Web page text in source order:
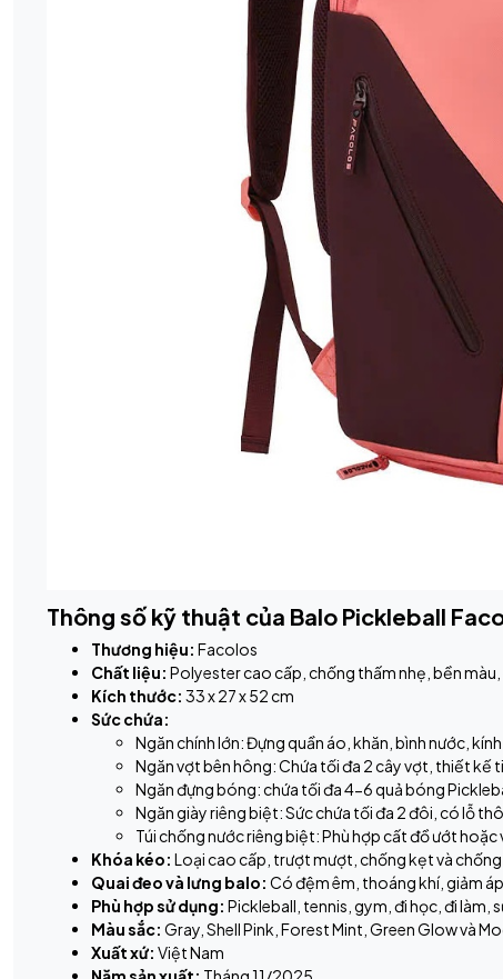
Thông số kỹ thuật của Balo Pickleball
Thương hiệu: Facolos
Chất liệu: Polyester cao cấp, chống thấm nhẹ, bền màu,
Kích thước: 33 x 27 x 52 cm
Sức chứa:
Ngăn chính lớn: Đựng quần áo, khăn, bình nước,
Ngăn vợt bên hông: Chứa tối đa 2 cây vợt, thiết
Ngăn đựng bóng: chứa tối đa 4-6 quả bóng
Ngăn giày riêng biệt: Sức chứa tối đa 2 đôi, có lỗ
Túi chống nước riêng biệt: Phù hợp cất đồ ướt hoặc
Khóa kéo: Loại cao cấp, trượt mượt, chống kẹt và
Quai đeo và lưng balo: Có đệm êm, thoáng khí, giảm
Phù hợp sử dụng: Pickleball, tennis, gym, đi học, đi làm,
Màu sắc: Gray, Shell Pink, Forest Mint, Green Glow và
Xuất xứ: Việt Nam